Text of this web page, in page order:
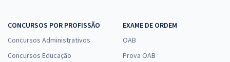
CONCURSOS POR PROFISSÃO
Concursos Administrativos
Concursos Educação
EXAME DE ORDEM
OAB
Prova OAB